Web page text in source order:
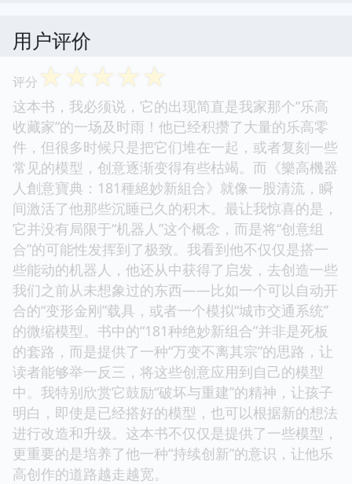
用户评价
评分 ☆☆☆☆☆
这本书，我必须说，它的出现简直是我家那个“乐高
收藏家”的一场及时雨！他已经积攒了大量的乐高零
件，但很多时候只是把它们堆在一起，或者复刻一些
常见的模型，创意逐渐变得有些枯竭。而《樂高機器
人創意寶典：181種絕妙新組合》就像一股清流，瞬
间激活了他那些沉睡已久的积木。最让我惊喜的是，
它并没有局限于“机器人”这个概念，而是将“创意组
合”的可能性发挥到了极致。我看到他不仅仅是搭一
些能动的机器人，他还从中获得了启发，去创造一些
我们之前从未想象过的东西——比如一个可以自动开
合的“变形金刚”载具，或者一个模拟“城市交通系统”
的微缩模型。书中的“181种绝妙新组合”并非是死板
的套路，而是提供了一种“万变不离其宗”的思路，让
读者能够举一反三，将这些创意应用到自己的模型
中。我特别欣赏它鼓励“破坏与重建”的精神，让孩子
明白，即使是已经搭好的模型，也可以根据新的想法
进行改造和升级。这本书不仅仅是提供了一些模型，
更重要的是培养了他一种“持续创新”的意识，让他乐
高创作的道路越走越宽。